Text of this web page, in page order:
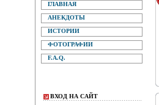
ГЛАВНАЯ
АНЕКДОТЫ
ИСТОРИИ
ФОТОГРАФИИ
F.A.Q.
ВХОД НА САЙТ